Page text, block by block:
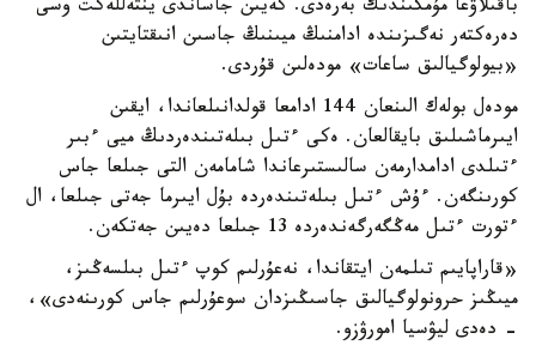
باقىلاۋعا مۇمكىندىك بەرەدى. كەيىن جاساندى ينتەللەكت وسى
دەرەكتەر نەگىزىندە ادامنىڭ ميىنىڭ جاسىن انىقتايتىن
«بيولوگيالىق ساعات» مودەلىن قۇردى.
مودەل بولەك الىنعان 144 ادامعا قولدانىلعاندا، ايقىن
ايىرماشىلىق بايقالعان. ەكى ءتىل بىلەتىندەردىڭ ميى ءبىر
ءتىلدى ادامدارمەن سالىستىرعاندا شامامەن التى جىلعا جاس
كورىنگەن. ءۇش ءتىل بىلەتىندەردە بۇل ايىرما جەتى جىلعا، ال
ءتورت ءتىل مەڭگەرگەندەردە 13 جىلعا دەيىن جەتكەن.
«قاراپايىم تىلمەن ايتقاندا، نەعۇرلىم كوپ ءتىل بىلسەڭىز،
ميىڭىز حرونولوگيالىق جاسىڭىزدان سوعۇرلىم جاس كورىنەدى»،
- دەدى ليۋسيا امورۋزو.